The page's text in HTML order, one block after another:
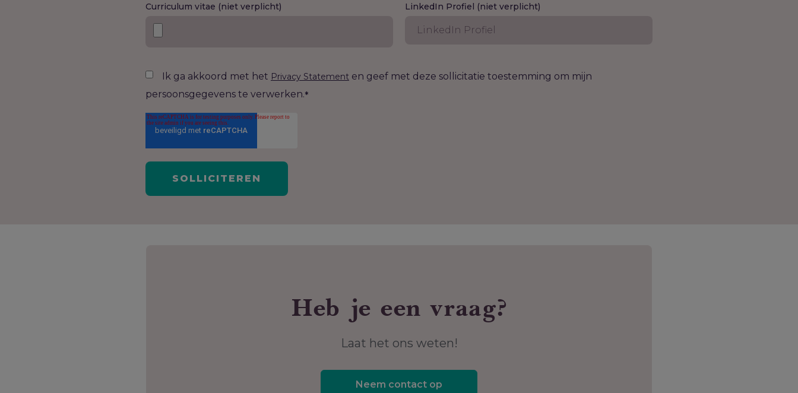
Curriculum vitae (niet verplicht) LinkedIn Profiel (niet verplicht)
Ik ga akkoord met het Privacy Statement en geef met deze sollicitatie toestemming om mijn
persoonsgegevens te verwerken.*
Heb je een vraag?
Laat het ons weten!
Neem contact op